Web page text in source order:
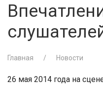
Главная Новости
26 мая 2014 года на